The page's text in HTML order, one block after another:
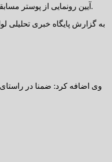
آیین رونمایی از پوستر مسابقه ملی نقاشی کودک " به رنگ زندگی" با حضور مسئولان استانی و مسئولان مرکز بهداشت شهرستان کرمان، ۱۱ بهمن ماه در محل مرکز بهداشت شهرستان کرمان برگزار شد.
به گزارش پایگاه خبری
وی اضافه کرد: ضمنا در